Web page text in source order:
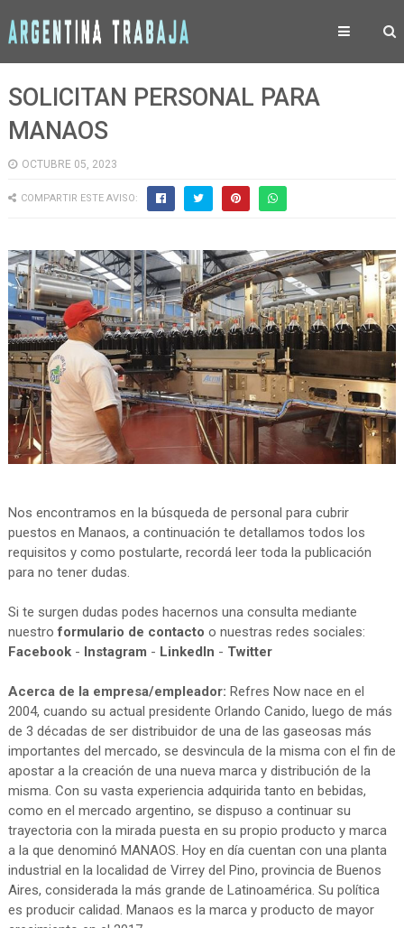
SOLICITAN PERSONAL PARA
MANAOS
OCTUBRE 05, 2023
COMPARTIR ESTE AVISO:
Nos encontramos en la búsqueda de personal para cubrir
puestos en Manaos, a continuación te detallamos todos los
requisitos y como postularte, recordá leer toda la publicación
para no tener dudas.
Si te surgen dudas podes hacernos una consulta mediante
nuestroformulario de contacto o nuestras redes sociales:
Facebook- Instagram - LinkedIn - Twitter
Acerca de la empresa/empleador: Refres Now nace en el
2004, cuando su actual presidente Orlando Canido, luego de más
de 3 décadas de ser distribuidor de una de las gaseosas más
importantes del mercado, se desvincula de la misma con el fin de
apostar a la creación de una nueva marca y distribución de la
misma. Con su vasta experiencia adquirida tanto en bebidas,
como en el mercado argentino, se dispuso a continuar su
trayectoria con la mirada puesta en su propio producto y marca
a la que denominó MANAOS. Hoy en día cuentan con una planta
industrial en la localidad de Virrey del Pino, provincia de Buenos
Aires, considerada la más grande de Latinoamérica. Su política
es producir calidad. Manaos es la marca y producto de mayor